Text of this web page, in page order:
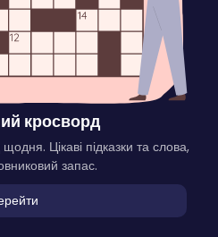
кросворд
Цікаві підказки та слова,
запас.